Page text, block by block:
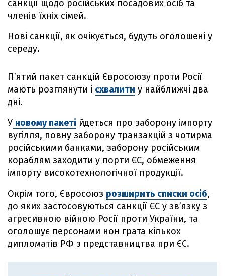
санкції щодо російських посадових осіб та
членів їхніх сімей.
Нові санкції, як очікується, будуть оголошені у
середу.
П’ятий пакет санкцій Євросоюзу проти Росії
мають розглянути і схвалити у найближчі два
дні.
У новому пакеті йдеться про заборону імпорту
вугілля, повну заборону транзакцій з чотирма
російськими банками, заборону російським
кораблям заходити у порти ЄС, обмеження
імпорту високотехнологічної продукції.
Окрім того, Євросоюз розширить списки осіб,
до яких застосовуються санкції ЄС у зв’язку з
агресивною війною Росії проти України, та
оголошує персонами нон грата кількох
дипломатів РФ з представництва при ЄС.